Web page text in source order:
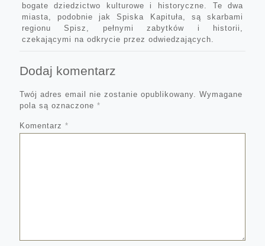
bogate dziedzictwo kulturowe i historyczne. Te dwa
miasta, podobnie jak Spiska Kapituła, są skarbami
regionu Spisz, pełnymi zabytków i historii,
czekającymi na odkrycie przez odwiedzających.
Dodaj komentarz
Twój adres email nie zostanie opublikowany.
Wymagane
pola są oznaczone *
Komentarz *